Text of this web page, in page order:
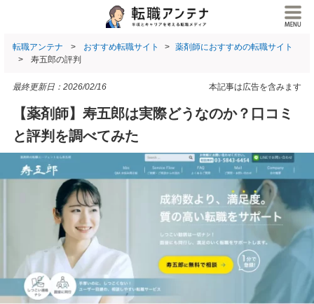
転職アンテナ おすすめ転職サイト
薬剤師におすすめの転職サイト
寿五郎の評判
本記事は広告を含みます
最終更新日： 2026/02/16
【薬剤師】寿五郎は実際どうなのか？口コミ
と評判を調べてみた